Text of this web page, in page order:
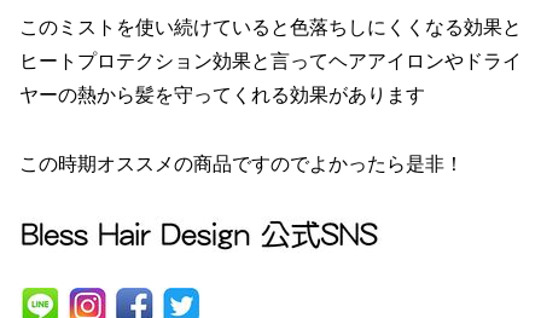
このミストを使い続けていると色落ちしにくくなる効果と
ヒートプロテクション効果と言ってヘアアイロンやドライ
ヤーの熱から髪を守ってくれる効果があります
この時期オススメの商品ですのでよかったら是非！